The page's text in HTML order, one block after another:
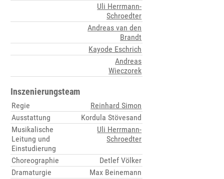
Uli Herrmann-
Schroedter
Andreas van den
Brandt
Kayode Eschrich
Andreas
Wieczorek
Inszenierungsteam
Regie
Reinhard Simon
Ausstattung
Kordula Stövesand
Musikalische
Leitung und
Einstudierung
Uli Herrmann-
Schroedter
Choreographie
Detlef Völker
Dramaturgie
Max Beinemann